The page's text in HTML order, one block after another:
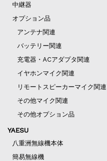
中継器
オプション品
アンテナ関連
バッテリー関連
充電器・ACアダプタ関連
イヤホンマイク関連
リモートスピーカーマイク関連
その他マイク関連
その他オプション品
YAESU
八重洲無線機本体
簡易無線機